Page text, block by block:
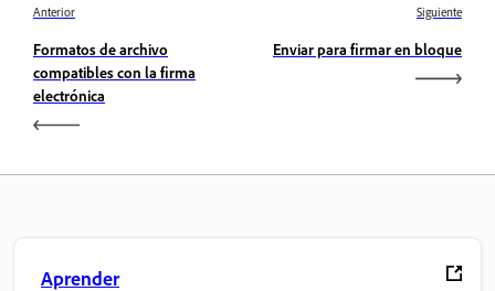
Anterior
Formatos de archivo
compatibles con la firma
electrónica
Siguiente
Enviar para firmar en bloque
Aprender